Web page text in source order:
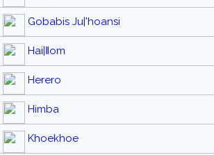
Gobabis Ju|'hoansi
Hai|ǁom
Herero
Himba
Khoekhoe